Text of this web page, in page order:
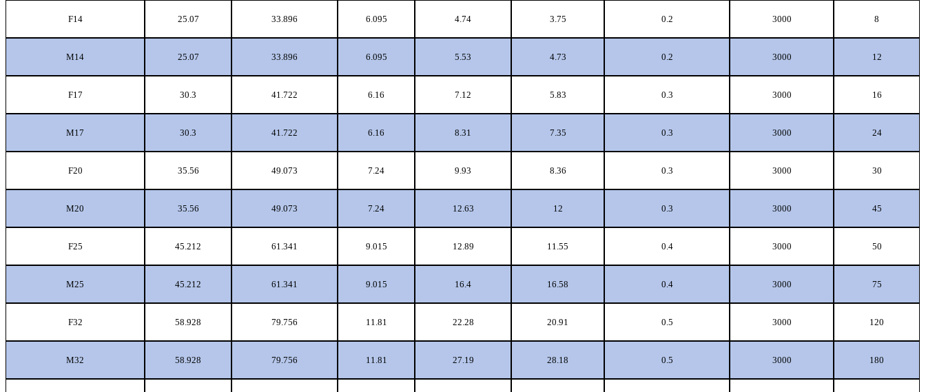
F14 25.07 33.896 6.095 4.74 3.75 0.2 3000 8
M14 25.07 33.896 6.095 5.53 4.73 0.2 3000 12
F17 30.3 41.722 6.16 7.12 5.83 0.3 3000 16
M17 30.3 41.722 6.16 8.31 7.35 0.3 3000 24
F20 35.56 49.073 7.24 9.93 8.36 0.3 3000 30
M20 35.56 49.073 7.24 12.63 12 0.3 3000 45
F25 45.212 61.341 9.015 12.89 11.55 0.4 3000 50
M25 45.212 61.341 9.015 16.4 16.58 0.4 3000 75
F32 58.928 79.756 11.81 22.28 20.91 0.5 3000 120
M32 58.928 79.756 11.81 27.19 28.18 0.5 3000 180